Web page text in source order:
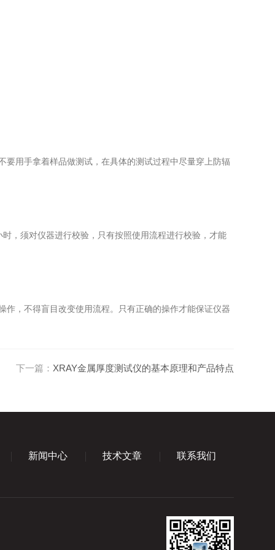
用手拿着样品做测试，在具体的测试过程中尽量穿上防辐
须对仪器进行校验，只有按照使用流程进行校验，才能
，不得盲目改变使用流程。只有正确的操作才能保证仪器
下一篇： XRAY金属厚度测试仪的基本原理和产品特点
新闻中心 技术文章 联系我们